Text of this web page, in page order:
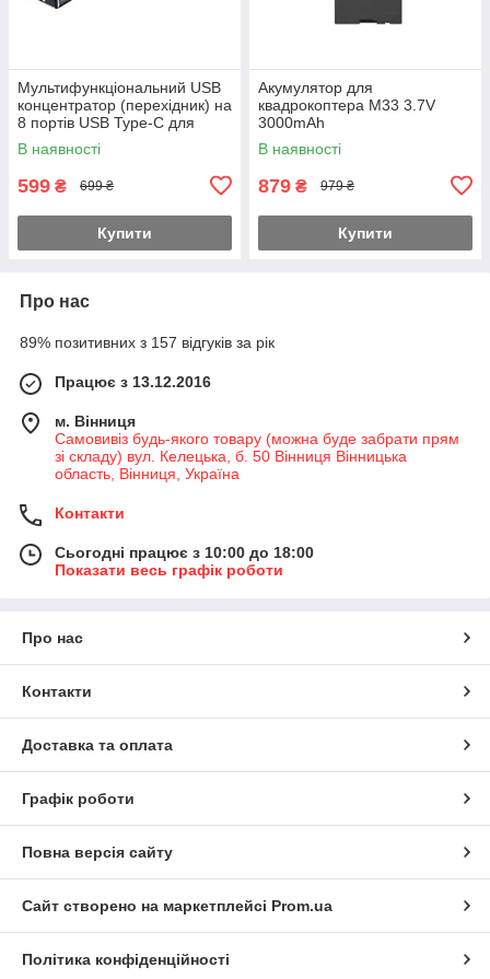
Мультифункціональний USB
концентратор (перехідник) на
8 портів USB Type-C для
комп'ютера
В наявності
599 ₴ 699 ₴
Купити
Акумулятор для
квадрокоптера M33 3.7V
3000mAh
В наявності
879 ₴ 979 ₴
Купити
Про нас
89% позитивних з 157 відгуків за рік
Працює з 13.12.2016
м. Вінниця
Самовивіз будь-якого товару (можна буде забрати прям
зі складу) вул. Келецька, б. 50 Вінниця Вінницька
область, Вінниця, Україна
Контакти
Сьогодні працює з 10:00 до 18:00
Показати весь графік роботи
Про нас
Контакти
Доставка та оплата
Графік роботи
Повна версія сайту
Сайт створено на маркетплейсі Prom.ua
Політика конфіденційності